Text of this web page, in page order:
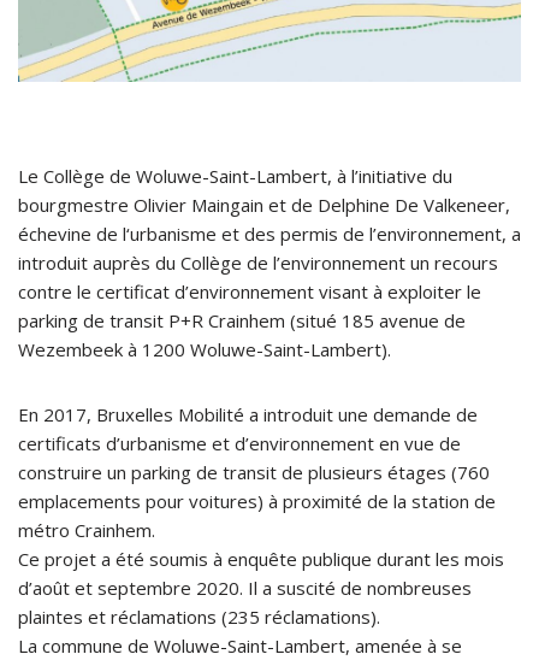
Le Collège de Woluwe-Saint-Lambert, à l’initiative du
bourgmestre Olivier Maingain et de Delphine De Valkeneer,
échevine de l‘urbanisme et des permis de l’environnement, a
introduit auprès du Collège de l’environnement un recours
contre le certificat d’environnement visant à exploiter le
parking de transit P+R Crainhem (situé 185 avenue de
Wezembeek à 1200 Woluwe-Saint-Lambert).
En 2017, Bruxelles Mobilité a introduit une demande de
certificats d’urbanisme et d’environnement en vue de
construire un parking de transit de plusieurs étages (760
emplacements pour voitures) à proximité de la station de
métro Crainhem.
Ce projet a été soumis à enquête publique durant les mois
d’août et septembre 2020. Il a suscité de nombreuses
plaintes et réclamations (235 réclamations).
La commune de Woluwe-Saint-Lambert, amenée à se